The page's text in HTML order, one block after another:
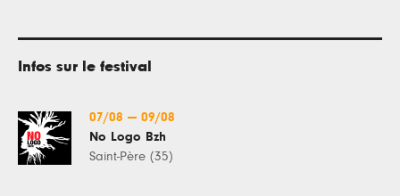
Infos sur le festival
07/08 — 09/08
No Logo Bzh
Saint-Père (35)